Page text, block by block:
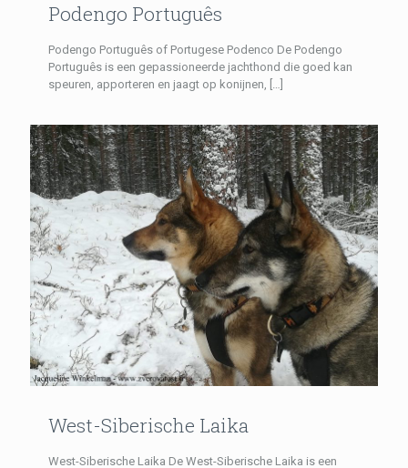
Podengo Português
Podengo Português of Portugese Podenco De Podengo
Português is een gepassioneerde jachthond die goed kan
speuren, apporteren en jaagt op konijnen, […]
West-Siberische Laika
West-Siberische Laika De West-Siberische Laika is een